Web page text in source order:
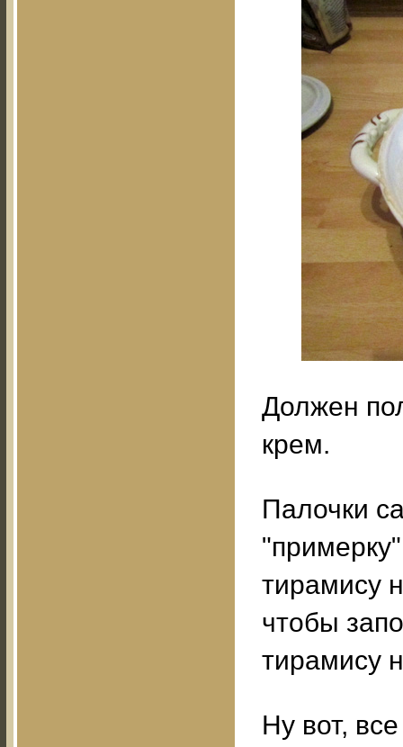
Должен
крем.
Палочки
тирамису
чтобы
тирамису
Ну вот,